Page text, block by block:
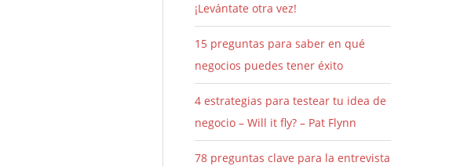
¡Levántate otra vez!
15 preguntas para saber en qué
negocios puedes tener éxito
4 estrategias para testear tu idea de
negocio – Will it fly? – Pat Flynn
78 preguntas clave para la entrevista